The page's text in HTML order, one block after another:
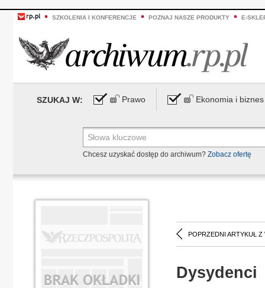
SZKOLENIA I KONFERENCJE POZNAJ NASZE PRODUKTY E-
SZUKAJ W: Prawo Ekonomia i biznes
Chcesz uzyskać dostęp do archiwum? Zobacz ofertę
POPRZEDNI ARTYKUŁ Z
Dysydenci